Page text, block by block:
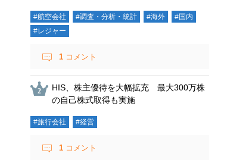
#航空会社 #調査・分析・統計 #海外
#国内
#レジャー
1 コメント
HIS、株主優待を大幅拡充 最大300万株
の自己株式取得も実施
#旅行会社 #経営
1 コメント